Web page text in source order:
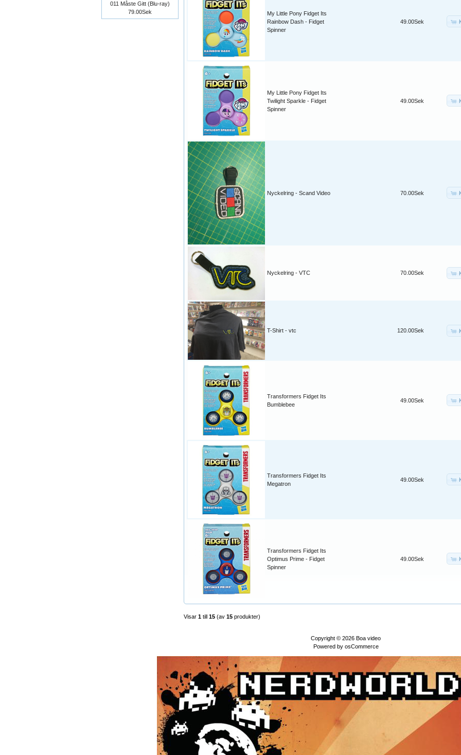
My Little Pony Fidget Its
Rainbow Dash - Fidget
Spinner
49.00Sek
My Little Pony Fidget Its
Twilight Sparkle - Fidget
Spinner
49.00Sek
Nyckelring - Scand Video 70.00Sek
Nyckelring - VTC 70.00Sek
T-Shirt - vtc 120.00Sek
Transformers Fidget Its
Bumblebee
49.00Sek
Transformers Fidget Its
Megatron
49.00Sek
Transformers Fidget Its
Optimus Prime - Fidget
Spinner
49.00Sek
Visar 1 till 15 (av 15 produkter)
011 Måste Gitt (Blu-ray)
79.00Sek
Copyright © 2026 Boa video
Powered by osCommerce